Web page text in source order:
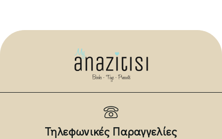
Τηλεφωνικές Παραγγελίες